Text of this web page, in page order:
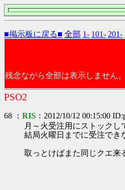
■掲示板に戻る■ 全部 1- 101- 201-
残念ながら全部は表示しません。
PSO2
68 ： RIS ：2012/10/12 00:15:00
月～火受注用にストックし
結局火曜日までに受注でき
取っとけばまた同じクエ来